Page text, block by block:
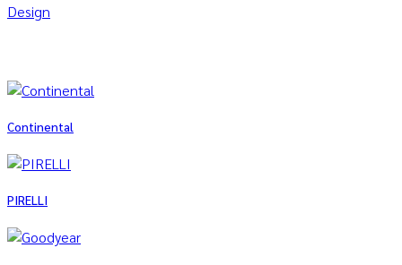
Design
Continental
PIRELLI